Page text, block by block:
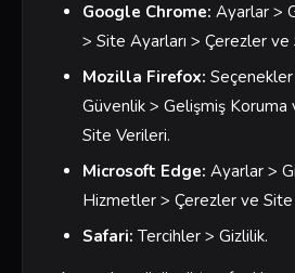
Google Chrome: Ayarlar >
> Site Ayarları > Çerezler ve
Mozilla Firefox:
Güvenlik > Gelişmiş Koruma
Site Verileri.
Microsoft Edge: Ayarlar >
Hizmetler > Çerezler ve Site
Safari: Tercihler > Gizlilik.